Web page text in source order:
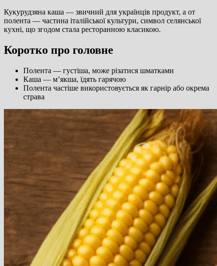
Кукурудзяна каша — звичний для українців продукт, а от
полента — частина італійської культури, символ селянської
кухні, що згодом стала ресторанною класикою.
Коротко про головне
Полента — густіша, може різатися шматками
Каша — м’якша, їдять гарячою
Полента частіше використовується як гарнір або окрема
страва